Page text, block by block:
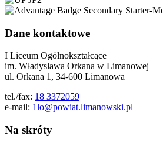
Dane kontaktowe
I Liceum Ogólnokształcące
im. Władysława Orkana w Limanowej
ul. Orkana 1, 34-600 Limanowa
tel./fax: 18 3372059
e-mail: 1lo@powiat.limanowski.pl
Na skróty